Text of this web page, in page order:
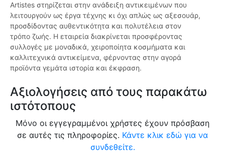
Artistes στηρίζεται στην ανάδειξη αντικειμένων που
λειτουργούν ως έργα τέχνης κι όχι απλώς ως αξεσουάρ,
προσδίδοντας αυθεντικότητα και πολυτέλεια στον
τρόπο ζωής. Η εταιρεία διακρίνεται προσφέροντας
συλλογές με μοναδικά, χειροποίητα κοσμήματα και
καλλιτεχνικά αντικείμενα, φέρνοντας στην αγορά
προϊόντα γεμάτα ιστορία και έκφραση.
Αξιολογήσεις από τους παρακάτω
ιστότοπους
Μόνο οι εγγεγραμμένοι χρήστες έχουν πρόσβαση
σε αυτές τις πληροφορίες. Κάντε κλικ εδώ για να
συνδεθείτε.